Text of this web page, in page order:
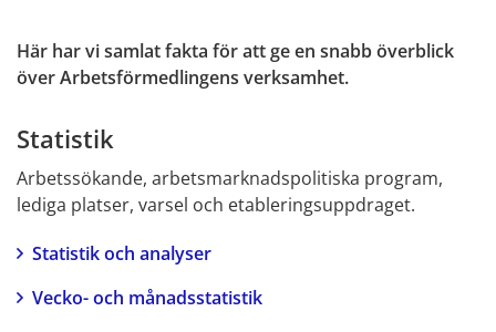
Här har vi samlat fakta för att ge en snabb överblick
över Arbetsförmedlingens verksamhet.
Statistik
Arbetssökande, arbetsmarknadspolitiska program,
lediga platser, varsel och etableringsuppdraget.
Statistik och analyser
Vecko- och månadsstatistik